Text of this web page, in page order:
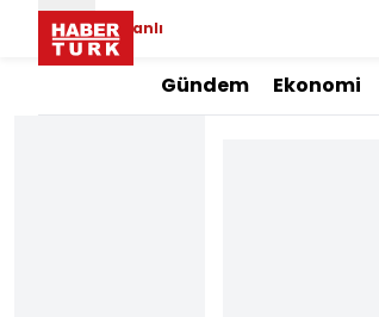
Canlı
Gündem Ekonomi